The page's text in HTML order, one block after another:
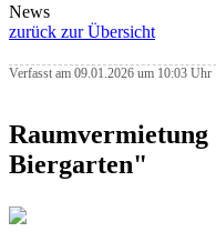
News
zurück zur Übersicht
Verfasst am 09.01.2026 um 10:03 Uhr
Biergarten"